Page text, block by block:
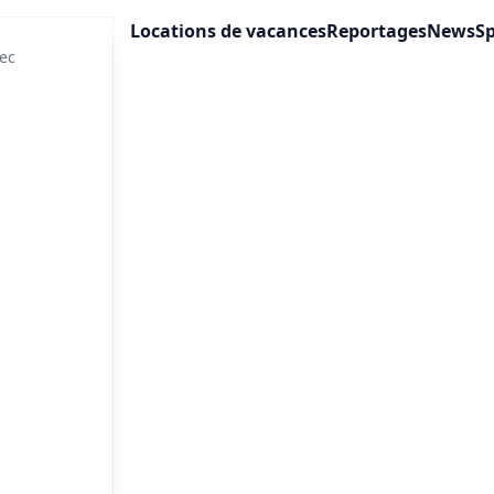
Locations de vacancesReportagesNews